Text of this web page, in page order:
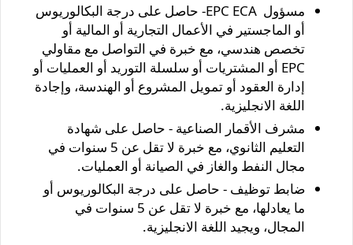
مسؤول EPC ECA- حاصل على درجة البكالوريوس
أو الماجستير في الأعمال التجارية أو المالية أو
تخصص هندسي، مع خبرة في التواصل مع مقاولي
EPC أو المشتريات أو سلسلة التوريد أو العمليات أو
إدارة العقود أو تمويل المشروع أو الهندسة، وإجادة
اللغة الانجليزية.
مشرف الأقمار الصناعية - حاصل على شهادة
التعليم الثانوي، مع خبرة لا تقل عن 5 سنوات في
مجال النفط والغاز في الصيانة أو العمليات.
ضابط توظيف - حاصل على درجة البكالوريوس أو
ما يعادلها، مع خبرة لا تقل عن 5 سنوات في
المجال، ويجيد اللغة الانجليزية.